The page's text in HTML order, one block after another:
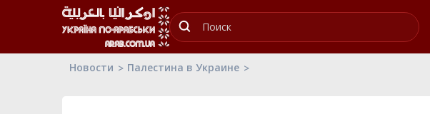
Новости Палестина в Украине